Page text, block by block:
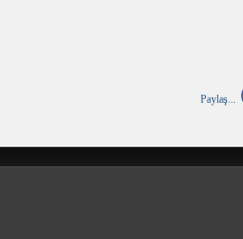
Paylaş...